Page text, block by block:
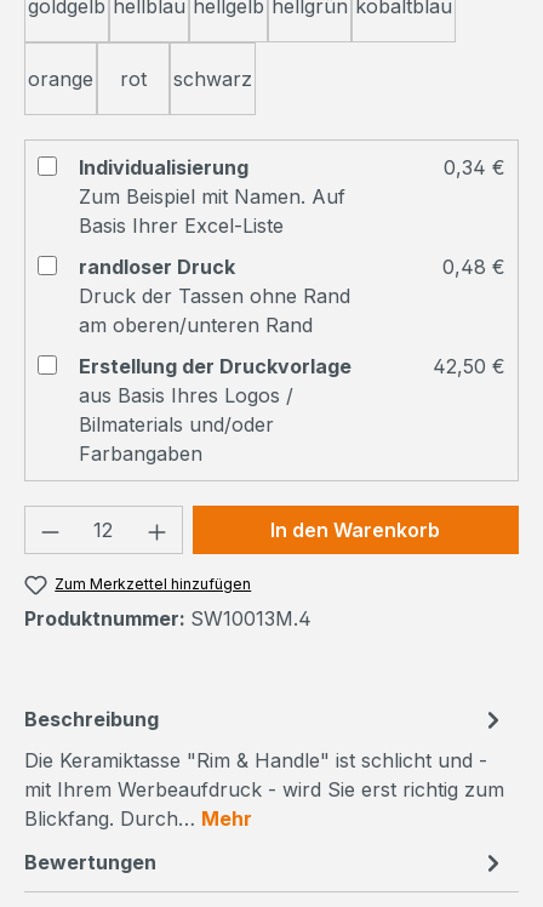
goldgelb hellblau hellgelb hellgrün kobaltblau
orange rot schwarz
Individualisierung
Zum Beispiel mit Namen. Auf
Basis Ihrer Excel-Liste
0,34 €
randloser Druck
Druck der Tassen ohne Rand
am oberen/unteren Rand
0,48 €
Erstellung der Druckvorlage
aus Basis Ihres Logos /
Bilmaterials und/oder
Farbangaben
42,50 €
Produkt Anzahl: Gib denIn den Warenkorb
Zum Merkzettel hinzufügen
Produktnummer: SW10013M.4
Beschreibung
Die Keramiktasse "Rim & Handle" ist schlicht und -
mit Ihrem Werbeaufdruck - wird Sie erst richtig zum
Blickfang. Durch… Mehr
Bewertungen